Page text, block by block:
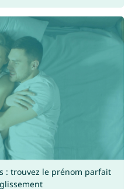
: trouvez le prénom parfait